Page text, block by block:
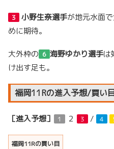
３ 小野生奈選手が地元水面
めに期待。
大外枠の ６ 海野ゆかり選手は
け出す足も。
福岡11Rの進入予想/買い
［進入予想］ １ ２ ３ / ４
福岡11Rの買い目